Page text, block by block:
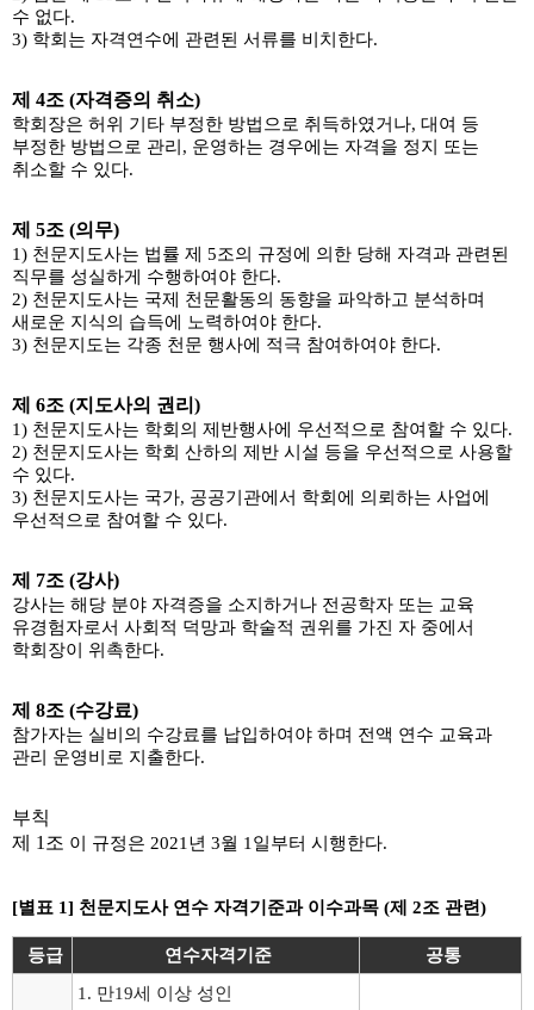
수 없다.
3) 학회는 자격연수에 관련된 서류를 비치한다.
제 4조 (자격증의 취소)
학회장은 허위 기타 부정한 방법으로 취득하였거나, 대여 등
부정한 방법으로 관리, 운영하는 경우에는 자격을 정지 또는
취소할 수 있다.
제 5조 (의무)
1) 천문지도사는 법률 제 5조의 규정에 의한 당해 자격과 관련된
직무를 성실하게 수행하여야 한다.
2) 천문지도사는 국제 천문활동의 동향을 파악하고 분석하며
새로운 지식의 습득에 노력하여야 한다.
3) 천문지도는 각종 천문 행사에 적극 참여하여야 한다.
제 6조 (지도사의 권리)
1) 천문지도사는 학회의 제반행사에 우선적으로 참여할 수 있다.
2) 천문지도사는 학회 산하의 제반 시설 등을 우선적으로 사용할
수 있다.
3) 천문지도사는 국가, 공공기관에서 학회에 의뢰하는 사업에
우선적으로 참여할 수 있다.
제 7조 (강사)
강사는 해당 분야 자격증을 소지하거나 전공학자 또는 교육
유경험자로서 사회적 덕망과 학술적 권위를 가진 자 중에서
학회장이 위촉한다.
제 8조 (수강료)
참가자는 실비의 수강료를 납입하여야 하며 전액 연수 교육과
관리 운영비로 지출한다.
부칙
제 1조 이 규정은 2021년 3월 1일부터 시행한다.
[별표 1] 천문지도사 연수 자격기준과 이수과목 (제 2조 관련)
등급 연수자격기준 공통
1. 만19세 이상 성인